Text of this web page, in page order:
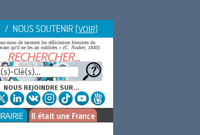
/ NOUS SOUTENIR [VOIR]
nous de raconter les délicieuses histoires du
qu'il ne les ait oubliées » (C. Nodier, 1840)
NOUS REJOINDRE SUR...
Il était une France